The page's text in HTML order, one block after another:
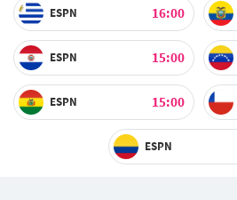
ESPN 16:00
ESPN 15:00
ESPN 15:00
ESPN